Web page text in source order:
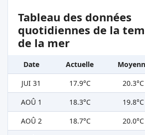
Tableau des données
quotidiennes de la
de la mer
Date Actuelle
JUI 31
17.9°C
20.3°C
AOÛ 1
18.3°C
19.8°C
AOÛ 2
18.7°C
20.0°C